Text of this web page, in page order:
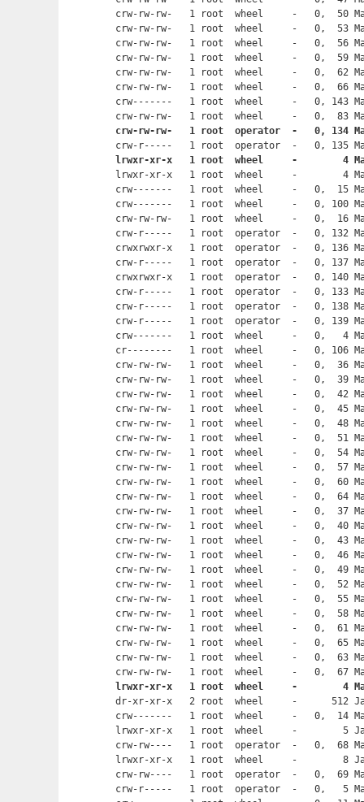
crw-rw-rw-   1 root  wheel     -   0,  50
crw-rw-rw-   1 root  wheel     -   0,  53
crw-rw-rw-   1 root  wheel     -   0,  56
crw-rw-rw-   1 root  wheel     -   0,  59
crw-rw-rw-   1 root  wheel     -   0,  62
crw-rw-rw-   1 root  wheel     -   0,  66
crw-------   1 root  wheel     -   0, 143
crw-rw-rw-   1 root  operator  -   0, 134
lrwxr-xr-x   1 root  wheel     -        4 Mar
lrwxr-xr-x   1 root  wheel     -        4 Mar
crw-------   1 root  wheel     -   0,  15 Mar
crw-------   1 root  wheel     -   0, 100
crw-rw-rw-   1 root  wheel     -   0,  16
crw-r-----   1 root  operator  -   0, 132
crwxrwxr-x   1 root  operator  -   0, 136
crw-r-----   1 root  operator  -   0, 137 Mar
crwxrwxr-x   1 root  operator  -   0, 140
crw-r-----   1 root  operator  -   0, 133
crw-r-----   1 root  operator  -   0, 138 Mar
crw-r-----   1 root  operator  -   0, 139 Mar
crw-------   1 root  wheel     -   0,   4
cr--------   1 root  wheel     -   0, 106
crw-rw-rw-   1 root  wheel     -   0,  36
crw-rw-rw-   1 root  wheel     -   0,  39
crw-rw-rw-   1 root  wheel     -   0,  42
crw-rw-rw-   1 root  wheel     -   0,  45
crw-rw-rw-   1 root  wheel     -   0,  48
crw-rw-rw-   1 root  wheel     -   0,  51
crw-rw-rw-   1 root  wheel     -   0,  54
crw-rw-rw-   1 root  wheel     -   0,  57
crw-rw-rw-   1 root  wheel     -   0,  60
crw-rw-rw-   1 root  wheel     -   0,  64
crw-rw-rw-   1 root  wheel     -   0,  37 Mar
crw-rw-rw-   1 root  wheel     -   0,  40 Mar
crw-rw-rw-   1 root  wheel     -   0,  43 Mar
crw-rw-rw-   1 root  wheel     -   0,  46 Mar
crw-rw-rw-   1 root  wheel     -   0,  49 Mar
crw-rw-rw-   1 root  wheel     -   0,  52 Mar
crw-rw-rw-   1 root  wheel     -   0,  55 Mar
crw-rw-rw-   1 root  wheel     -   0,  58 Mar
crw-rw-rw-   1 root  wheel     -   0,  61 Mar
crw-rw-rw-   1 root  wheel     -   0,  65 Mar
crw-rw-rw-   1 root  wheel     -   0,  63
lrwxr-xr-x   1 root  wheel     -        4 Mar
dr-xr-xr-x   2 root  wheel     -      512
crw-------   1 root  wheel     -   0,  14
lrwxr-xr-x   1 root  wheel     -        5 Jan
crw-rw----   1 root  operator  -   0,  68
lrwxr-xr-x   1 root  wheel     -        8 Jan  1
crw-rw----   1 root  operator  -   0,  69 Mar
crw-r-----   1 root  operator  -   0,   5 Mar